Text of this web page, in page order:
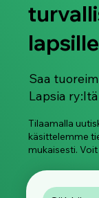
Saa
Lapsia
Tilaamalla
käsittelemme
mukaisesti.